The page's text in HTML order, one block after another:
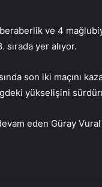
ve 4
sırada yer alıyor.
son iki maçını
yükselişini
eden Güray